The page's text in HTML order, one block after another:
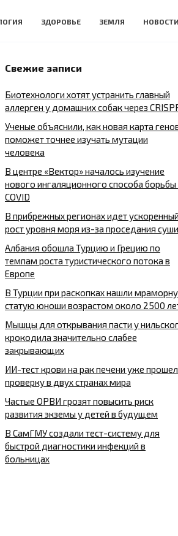
ЗДОРОВЬЕ ЗЕМЛЯ НОВОСТИ
Свежие записи
Биотехнологи хотят устранить главный
аллерген у домашних собак через
Ученые объяснили, как новая карта
поможет точнее изучать мутации
человека
В центре «Вектор» началось изучение
нового ингаляционного способа борьбы
COVID
В прибрежных регионах идет ускоренный
рост уровня моря из-за проседания суши
Албания обошла Турцию и Грецию по
темпам роста туристического потока в
Европе
В Турции при раскопках нашли
статую юноши возрастом около 2500
Мышцы для открывания пасти у
крокодила значительно слабее
закрывающих
ИИ-тест крови на рак печени уже прошел
проверку в двух странах мира
Частые ОРВИ грозят повысить риск
развития экземы у детей в будущем
В СамГМУ создали тест-систему для
быстрой диагностики инфекций в
больницах